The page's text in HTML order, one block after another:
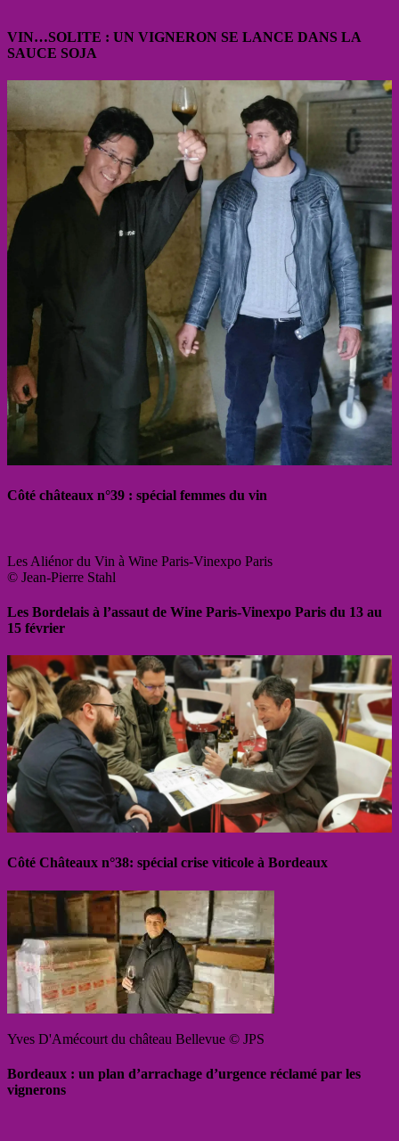
VIN…SOLITE : UN VIGNERON SE LANCE DANS LA
SAUCE SOJA
Côté châteaux n°39 : spécial femmes du vin
Les Aliénor du Vin à Wine Paris-Vinexpo Paris
© Jean-Pierre Stahl
Les Bordelais à l’assaut de Wine Paris-Vinexpo Paris du 13 au
15 février
Côté Châteaux n°38: spécial crise viticole à Bordeaux
Yves D'Amécourt du château Bellevue © JPS
Bordeaux : un plan d’arrachage d’urgence réclamé par les
vignerons